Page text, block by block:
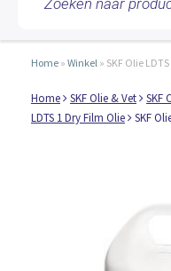
zoeken
Home » Winkel » SKF Olie LDTS
Home SKF Olie & Vet SKF
LDTS 1 Dry Film Olie
SKF